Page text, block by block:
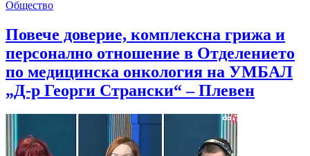
Общество
Повече доверие, комплексна грижа и
персонално отношение в Отделението
по медицинска онкология на УМБАЛ
„Д-р Георги Странски“ – Плевен